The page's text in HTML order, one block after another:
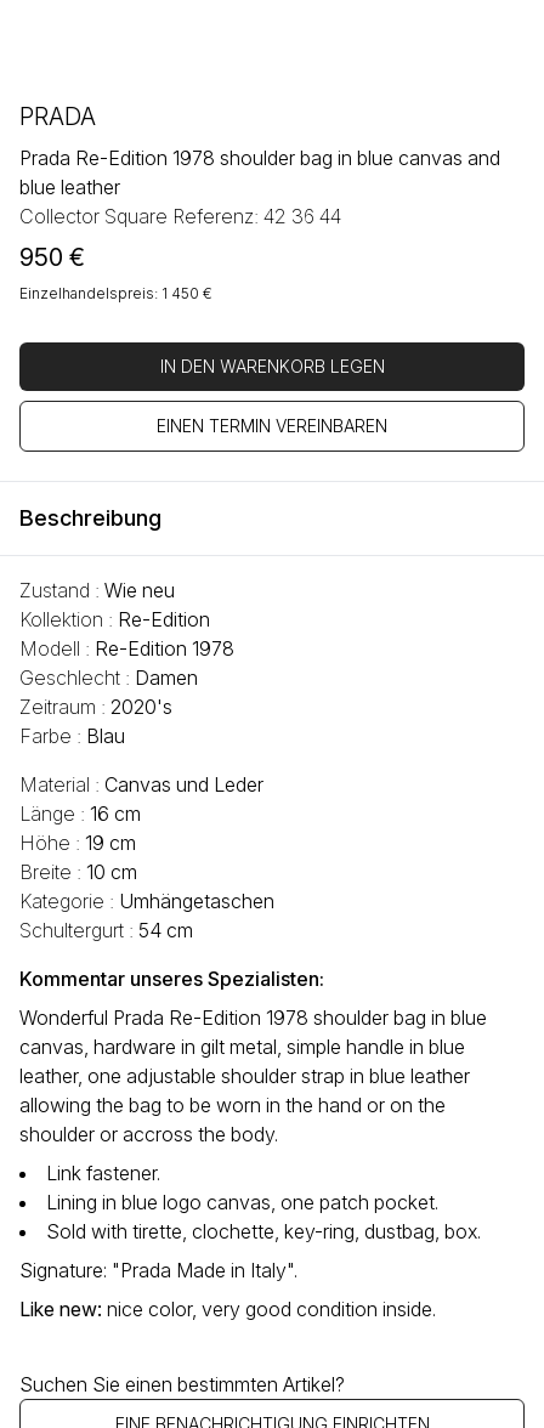
PRADA
Prada Re-Edition 1978 shoulder bag in blue canvas and
blue leather
Collector Square Referenz: 42 36 44
950 €
Einzelhandelspreis: 1 450 €
IN DEN WARENKORB LEGEN
EINEN TERMIN VEREINBAREN
Beschreibung
Zustand : Wie neu
Kollektion : Re-Edition
Modell : Re-Edition 1978
Geschlecht : Damen
Zeitraum : 2020's
Farbe : Blau
Material : Canvas und Leder
Länge : 16 cm
Höhe : 19 cm
Breite : 10 cm
Kategorie : Umhängetaschen
Schultergurt : 54 cm
Kommentar unseres Spezialisten:
Wonderful Prada Re-Edition 1978 shoulder bag in blue
canvas, hardware in gilt metal, simple handle in blue
leather, one adjustable shoulder strap in blue leather
allowing the bag to be worn in the hand or on the
shoulder or accross the body.
Link fastener.
Lining in blue logo canvas, one patch pocket.
Sold with tirette, clochette, key-ring, dustbag, box.
Signature: "Prada Made in Italy".
Like new: nice color, very good condition inside.
Suchen Sie einen bestimmten Artikel?